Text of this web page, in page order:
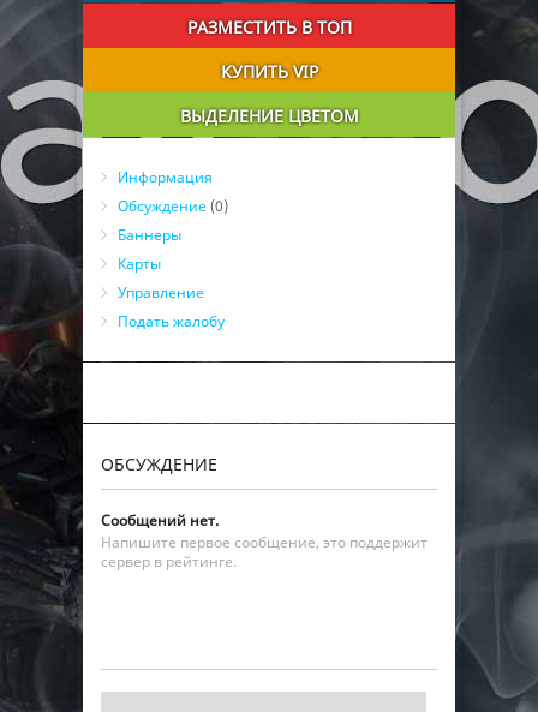
РАЗМЕСТИТЬ В ТОП
КУПИТЬ VIP
ВЫДЕЛЕНИЕ ЦВЕТОМ
Информация
Обсуждение (0)
Баннеры
Карты
Управление
Подать жалобу
ОБСУЖДЕНИЕ
Сообщений нет.
Напишите первое сообщение, это поддержит
сервер в рейтинге.